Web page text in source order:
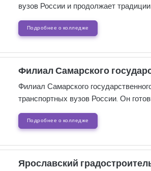
вузов России и продолжает
Подробнее о колледже
Филиал Самарского
Филиал Самарского
транспортных вузов России. Он
Подробнее о колледже
Ярославский